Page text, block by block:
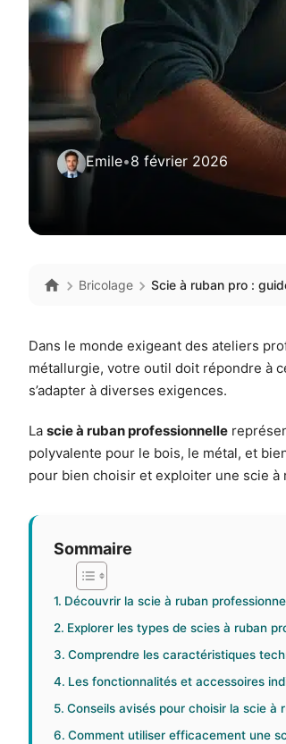
Emile•8 février 2026
Bricolage Scie à ruban pro :
Dans le monde exigeant des ateliers
métallurgie, votre outil doit répondre à
s’adapter à diverses exigences.
La scie à ruban professionnelle
polyvalente pour le bois, le métal, et
pour bien choisir et exploiter une scie à
Sommaire
Découvrir la scie à ruban
Explorer les types de scies à ruban
Comprendre les caractéristiques
Les fonctionnalités et accessoires
Conseils avisés pour choisir la scie à
Comment utiliser efficacement une